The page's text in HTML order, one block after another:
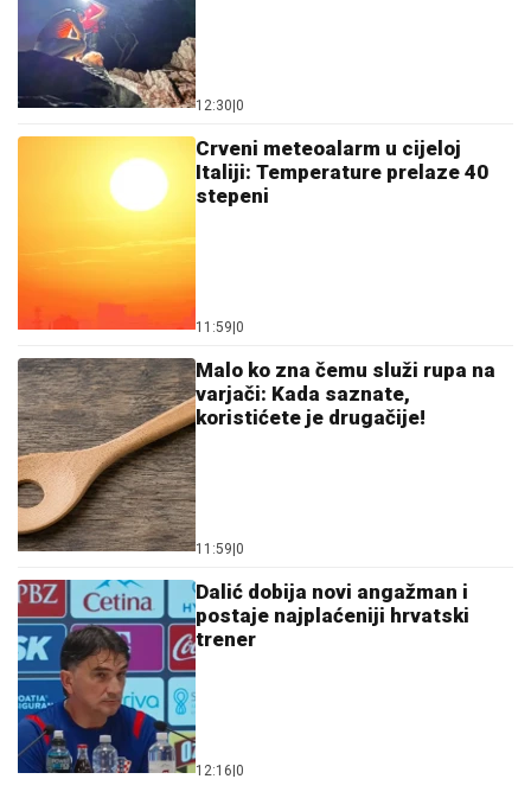
12:30|0
Crveni meteoalarm u cijeloj
Italiji: Temperature prelaze 40
stepeni
11:59|0
Malo ko zna čemu služi rupa na
varjači: Kada saznate,
koristićete je drugačije!
11:59|0
Dalić dobija novi angažman i
postaje najplaćeniji hrvatski
trener
12:16|0